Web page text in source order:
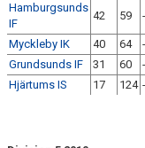
Hamburgsunds
IF
42 59
Myckleby IK 40 64
Grundsunds IF
31 60
Hjärtums IS
17 124